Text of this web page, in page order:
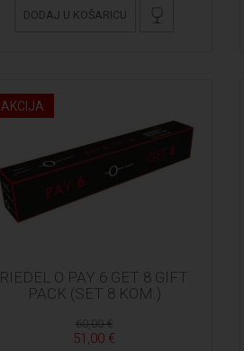
DODAJ U KOŠARICU
AKCIJA
RIEDEL O PAY 6 GET 8 GIFT
PACK (SET 8 KOM.)
60,00 €
51,00 €